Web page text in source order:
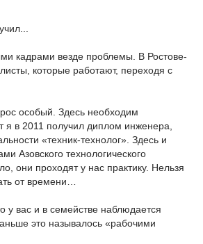
кадрами везде проблемы. В Ростове-
которые работают, переходя с
особый. Здесь необходим
я в 2011 получил диплом инженера,
«техник-технолог». Здесь и
Азовского технологического
они проходят у нас практику. Нельзя
от времени…
у вас и в семействе наблюдается
это называлось «рабочими